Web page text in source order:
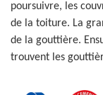
poursuivre, les
de la toiture. La
de la gouttière.
trouvent les